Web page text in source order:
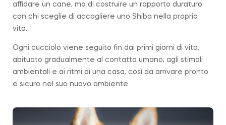
affidare un cane, ma di costruire un rapporto duraturo
con chi sceglie di accogliere uno Shiba nella propria
vita.
Ogni cucciolo viene seguito fin dai primi giorni di vita,
abituato gradualmente al contatto umano, agli stimoli
ambientali e ai ritmi di una casa, così da arrivare pronto
e sicuro nel suo nuovo ambiente.